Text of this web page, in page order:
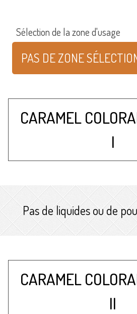
Sélection de la zone d'usage
PAS DE ZONE
CARAMEL
I
Pas de liquides ou de
CARAMEL
II